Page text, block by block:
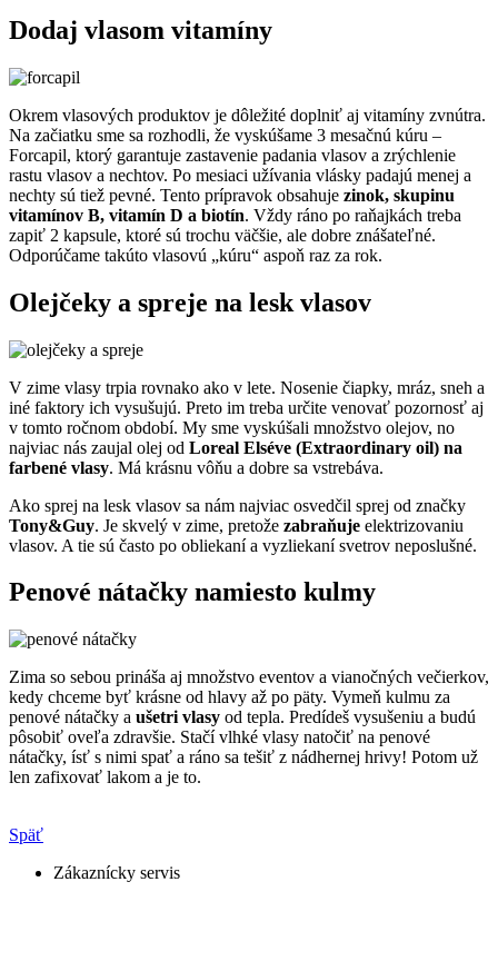
Dodaj vlasom vitamíny
Okrem vlasových produktov je dôležité doplniť aj vitamíny zvnútra.
Na začiatku sme sa rozhodli, že vyskúšame 3 mesačnú kúru –
Forcapil, ktorý garantuje zastavenie padania vlasov a zrýchlenie
rastu vlasov a nechtov. Po mesiaci užívania vlásky padajú menej a
nechty sú tiež pevné. Tento prípravok obsahuje zinok, skupinu
vitamínov B, vitamín D a biotín. Vždy ráno po raňajkách treba
zapiť 2 kapsule, ktoré sú trochu väčšie, ale dobre znášateľné.
Odporúčame takúto vlasovú „kúru“ aspoň raz za rok.
Olejčeky a spreje na lesk vlasov
V zime vlasy trpia rovnako ako v lete. Nosenie čiapky, mráz, sneh a
iné faktory ich vysušujú. Preto im treba určite venovať pozornosť aj
v tomto ročnom období. My sme vyskúšali množstvo olejov, no
najviac nás zaujal olej od Loreal Elséve (Extraordinary oil) na
farbené vlasy. Má krásnu vôňu a dobre sa vstrebáva.
Ako sprej na lesk vlasov sa nám najviac osvedčil sprej od značky
Tony&Guy. Je skvelý v zime, pretože zabraňuje elektrizovaniu
vlasov. A tie sú často po obliekaní a vyzliekaní svetrov neposlušné.
Penové nátačky namiesto kulmy
Zima so sebou prináša aj množstvo eventov a vianočných večierkov,
kedy chceme byť krásne od hlavy až po päty. Vymeň kulmu za
penové nátačky a ušetri vlasy od tepla. Predídeš vysušeniu a budú
pôsobiť oveľa zdravšie. Stačí vlhké vlasy natočiť na penové
nátačky, ísť s nimi spať a ráno sa tešiť z nádhernej hrivy! Potom už
len zafixovať lakom a je to.
Späť
Zákaznícky servis